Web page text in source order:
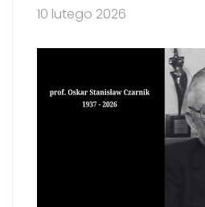
10 lutego 2026